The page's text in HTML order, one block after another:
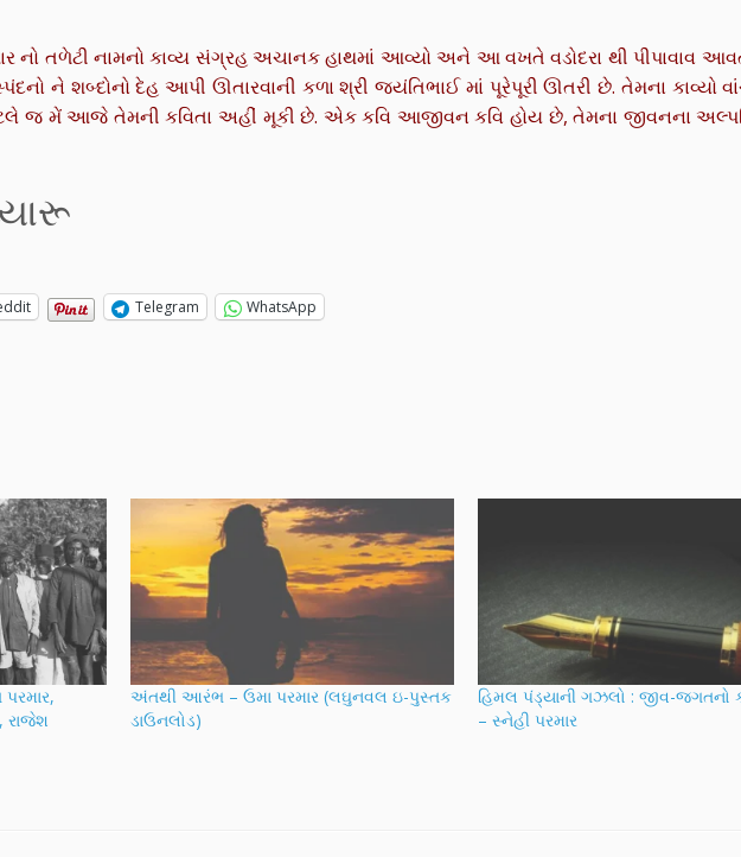
નો તળેટી નામનો કાવ્ય સંગ્રહ અચાનક હાથમાં આવ્યો અને આ વખતે વડોદરા થી પીપાવાવ
ને શબ્દોનો દેહ આપી ઊતારવાની કળા શ્રી જયંતિભાઈ માં પૂરેપૂરી ઊતરી છે. તેમના કાવ્યો
મેં આજે તેમની કવિતા અહીં મૂકી છે. એક કવિ આજીવન કવિ હોય છે, તેમના જીવનના
Telegram WhatsApp
રાજેશ
અંતથી આરંભ – ઉમા પરમાર (લઘુનવલ ઇ-પુસ્તક
ડાઉનલોડ)
હિમલ પંડ્યાની ગઝલો : જીવ-જગતનો
– સ્નેહી પરમાર